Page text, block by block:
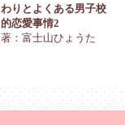
わりとよくある男子校
的恋愛事情2
著：富士山ひょうた